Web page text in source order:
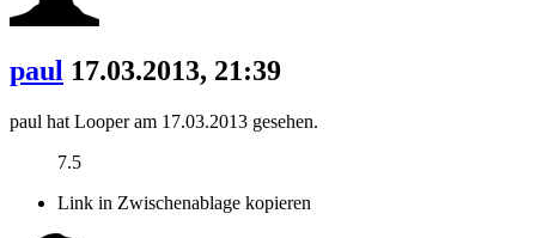
paul 17.03.2013, 21:39
paul hat Looper am 17.03.2013 gesehen.
7.5
Link in Zwischenablage kopieren